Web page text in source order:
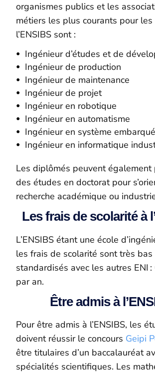
organismes publics et les
métiers les plus courants pour
l’ENSIBS sont :
Ingénieur d’études et de
Ingénieur de production
Ingénieur de maintenance
Ingénieur de projet
Ingénieur en robotique
Ingénieur en automatisme
Ingénieur en système embarqué
Ingénieur en informatique
Les diplômés peuvent également
des études en doctorat pour
recherche académique ou
Les frais de scolarité à
L’ENSIBS étant une école
les frais de scolarité sont très
standardisés avec les autres ENI
par an.
Être admis à
Pour être admis à l’ENSIBS, les
doivent réussir le concours Geipi
être titulaires d’un baccalauréat
spécialités scientifiques. Les